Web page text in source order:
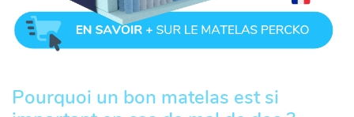
Pourquoi un bon matelas est si